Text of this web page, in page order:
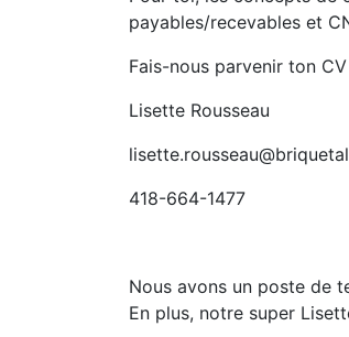
payables/recevables et
Fais-nous parvenir ton
Lisette Rousseau
418-664-1477
Nous avons un poste de
En plus, notre super